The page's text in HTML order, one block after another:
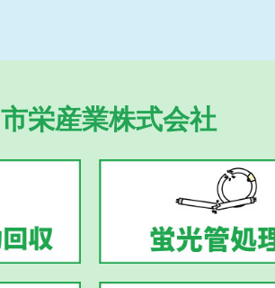
市栄産業株式会社